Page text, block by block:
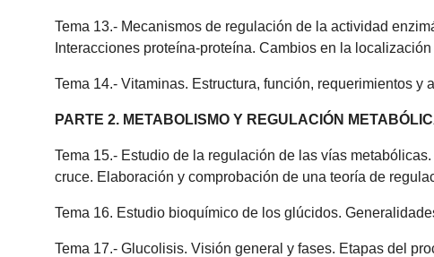
Tema 13.- Mecanismos de regulación de la actividad
Interacciones proteína-proteína. Cambios en la
Tema 14.- Vitaminas. Estructura, función, requerimientos y
PARTE 2. METABOLISMO Y REGULACIÓN
Tema 15.- Estudio de la regulación de las vías
cruce. Elaboración y comprobación de una teoría de
Tema 16. Estudio bioquímico de los glúcidos.
Tema 17.- Glucolisis. Visión general y fases. Etapas del